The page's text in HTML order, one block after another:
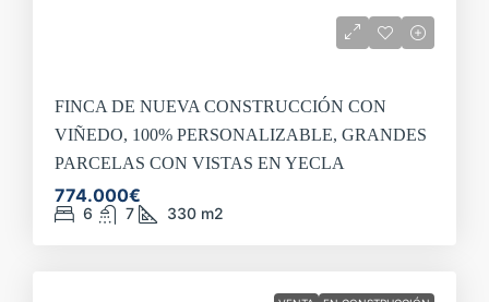
FINCA DE NUEVA CONSTRUCCIÓN CON
VIÑEDO, 100% PERSONALIZABLE, GRANDES
PARCELAS CON VISTAS EN YECLA
774.000€
6 7 330 m2